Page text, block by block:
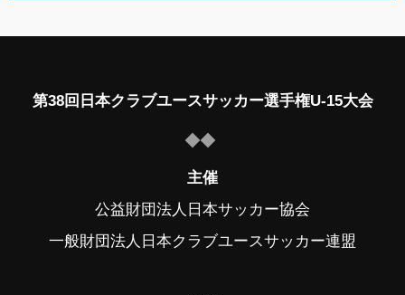
第38回日本クラブユースサッカー選手権U-15大会
主催
公益財団法人日本サッカー協会
一般財団法人日本クラブユースサッカー連盟